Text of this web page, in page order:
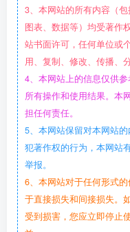
3、本网站的所有内容（包
图表、数据等）均受著作
站书面许可，任何单位或
用、复制、修改、传播、
4、本网站上的信息仅供
所有操作和使用结果。本
担任何责任。
5、本网站保留对本网站
犯著作权的行为，本网站
举报。
6、本网站对于任何形式
于直接损失和间接损失。
受到损害，您应立即停止